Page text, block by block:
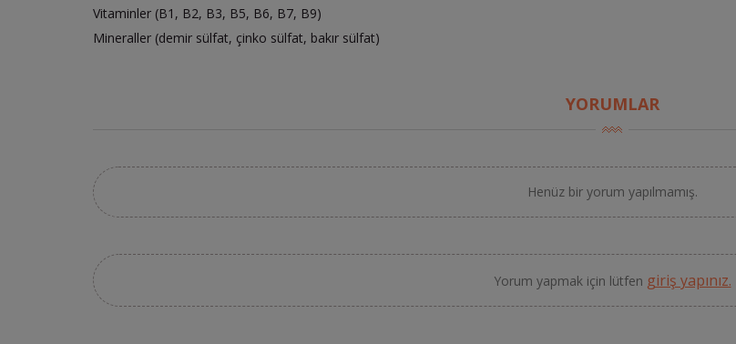
Vitaminler (B1, B2, B3, B5, B6, B7, B9)
Mineraller (demir sülfat, çinko sülfat, bakır sülfat)
YORUMLAR
Henüz bir yorum yapılmamış.
Yorum yapmak için lütfen giriş yapınız.